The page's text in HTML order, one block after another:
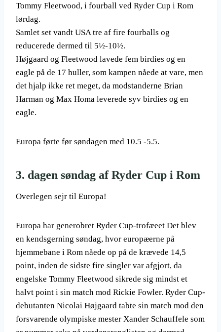
Tommy Fleetwood, i fourball ved Ryder Cup i Rom
lørdag.
Samlet set vandt USA tre af fire fourballs og
reducerede dermed til 5½-10½.
Højgaard og Fleetwood lavede fem birdies og en
eagle på de 17 huller, som kampen nåede at vare, men
det hjalp ikke ret meget, da modstanderne Brian
Harman og Max Homa leverede syv birdies og en
eagle.
Europa førte før søndagen med 10.5 -5.5.
3. dagen søndag af Ryder Cup i Rom
Overlegen sejr til Europa!
Europa har generobret Ryder Cup-trofæeet Det blev
en kendsgerning søndag, hvor europæerne på
hjemmebane i Rom nåede op på de krævede 14,5
point, inden de sidste fire singler var afgjort, da
engelske Tommy Fleetwood sikrede sig mindst et
halvt point i sin match mod Rickie Fowler. Ryder Cup-
debutanten Nicolai Højgaard tabte sin match mod den
forsvarende olympiske mester Xander Schauffele som